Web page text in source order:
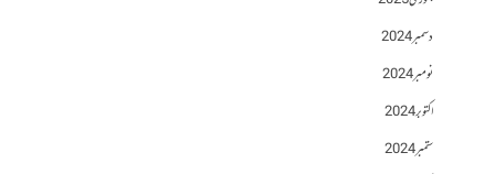
دسمبر 2024
نومبر 2024
اکتوبر 2024
ستمبر 2024